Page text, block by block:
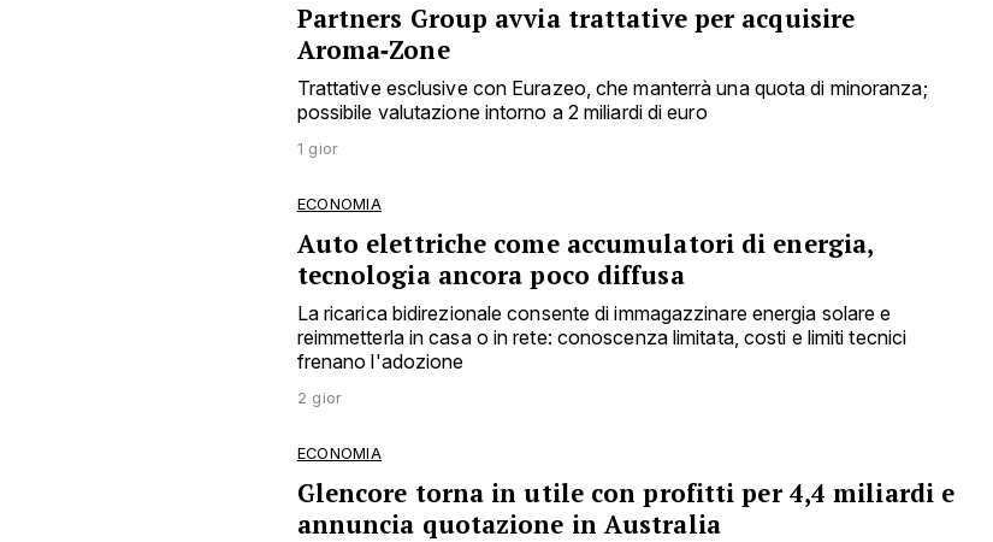
Partners Group avvia trattative per acquisire
Aroma‑Zone
Trattative esclusive con Eurazeo, che manterrà una quota di minoranza;
possibile valutazione intorno a 2 miliardi di euro
1 gior
ECONOMIA
Auto elettriche come accumulatori di energia,
tecnologia ancora poco diffusa
La ricarica bidirezionale consente di immagazzinare energia solare e
reimmetterla in casa o in rete: conoscenza limitata, costi e limiti tecnici
frenano l'adozione
2 gior
ECONOMIA
Glencore torna in utile con profitti per 4,4 miliardi e
annuncia quotazione in Australia